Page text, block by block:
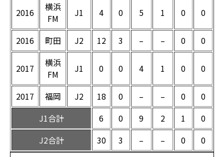
2016
横浜
FM
J1 4 0 5 1 0 0
2016 町田 J2 12 3 – – 0 0
2017
横浜
FM
J1 0 0 4 1 0 0
2017 福岡 J2 18 0 – – 0
0
J1合計
6 0 9 2 1
0
J2合計
30 3 – – 0
0